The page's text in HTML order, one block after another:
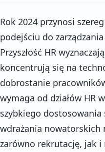
Rok 2024 przynosi
podejściu do
Przyszłość HR
koncentrują się na
dobrostanie
wymaga od działów HR
szybkiego dostosowania
wdrażania nowatorskich
zarówno rekrutację, jak